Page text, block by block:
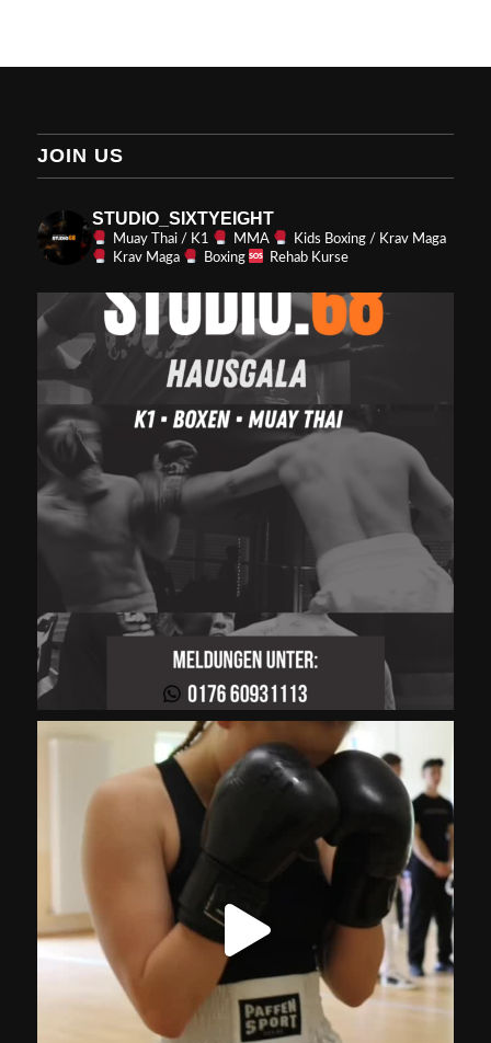
JOIN US
STUDIO_SIXTYEIGHT
Muay Thai / K1 MMA
Kids Boxing / Krav Maga
Krav Maga
Boxing Rehab Kurse